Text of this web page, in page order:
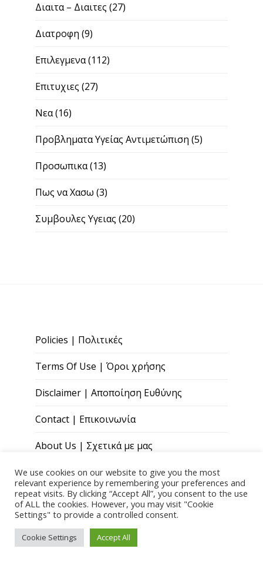
Διαιτα – Διαιτες (27)
Διατροφη (9)
Επιλεγμενα(112)
Επιτυχιες (27)
Νεα(16)
Προβληματα Υγείας Αντιμετώπιση (5)
Προσωπικα(13)
Πως να Χασω (3)
Συμβουλες Υγειας (20)
Policies | Πολιτικές
Terms Of Use | Όροι χρήσης
Disclaimer | Αποποίηση Ευθύνης
Contact | Επικοινωνία
About Us | Σχετικά με μας
Copyright © 2026 Paris Andreou Wellness
Theme byQuoatable
We use cookies on our website to give you the most
relevant experience by remembering your preferences and
repeat visits. By clicking “Accept All”, you consent to the use
of ALL the cookies. However, you may visit "Cookie
Settings" to provide a controlled consent.
Cookie Settings Accept All